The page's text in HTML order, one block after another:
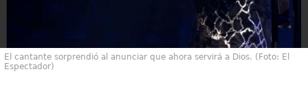
El cantante sorprendió al anunciar que ahora servirá a Dios. (Foto: El
Espectador)